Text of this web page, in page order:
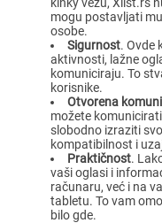
mogu postavljati
osobe.
Sigurnost. Ovde
aktivnosti, lažne
komuniciraju. To
korisnike.
Otvorena
možete
slobodno izraziti
kompatibilnost i
Praktičnost.
vaši oglasi i
računaru, već i na
tabletu. To vam
bilo gde.